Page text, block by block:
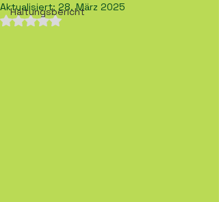
Haltungsbericht
Aktualisiert: 28. März 2025
Mit NaN von 5 Sternen bewertet.